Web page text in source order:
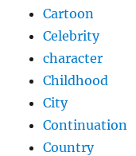
Cartoon
Celebrity
character
Childhood
City
Continuation
Country